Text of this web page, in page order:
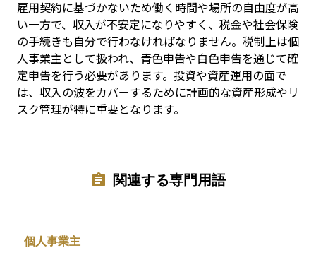
雇用契約に基づかないため働く時間や場所の自由度が高
い一方で、収入が不安定になりやすく、税金や社会保険
の手続きも自分で行わなければなりません。税制上は個
人事業主として扱われ、青色申告や白色申告を通じて確
定申告を行う必要があります。投資や資産運用の面で
は、収入の波をカバーするために計画的な資産形成やリ
スク管理が特に重要となります。
関連する専門用語
個人事業主